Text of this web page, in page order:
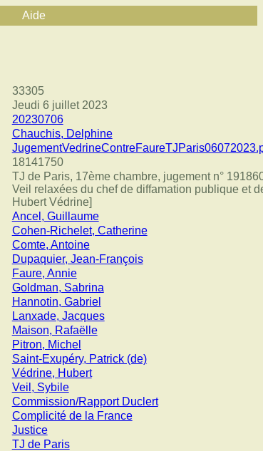
Aide
33305
Jeudi 6 juillet 2023
20230706
Chauchis, Delphine
18141750
TJ de Paris, 17ème chambre, jugement n°
Veil relaxées du chef de diffamation publique et
Hubert Védrine]
Ancel, Guillaume
Cohen-Richelet, Catherine
Comte, Antoine
Dupaquier, Jean-François
Faure, Annie
Goldman, Sabrina
Hannotin, Gabriel
Lanxade, Jacques
Maison, Rafaëlle
Pitron, Michel
Saint-Exupéry, Patrick (de)
Védrine, Hubert
Veil, Sybile
Commission/Rapport Duclert
Complicité de la France
Justice
TJ de Paris